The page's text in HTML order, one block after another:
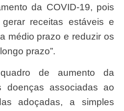
da COVID-19, pois
receitas estáveis e
médio prazo e reduzir os
prazo”.
doenças associadas ao
adoçadas, a simples